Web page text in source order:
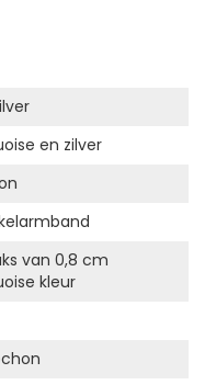
en zilver
van 0,8 cm
kleur